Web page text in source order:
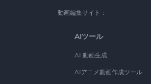
動画編集サイト：
AIツール
AI 動画生成
AIアニメ動画作成ツール